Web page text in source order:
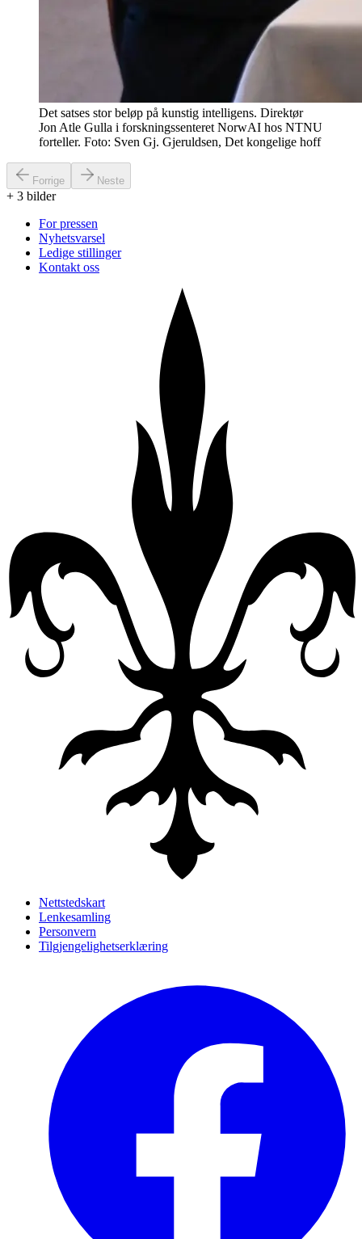
Det satses stor beløp på kunstig intelligens. Direktør
Jon Atle Gulla i forskningssenteret NorwAI hos NTNU
forteller. Foto: Sven Gj. Gjeruldsen, Det kongelige hoff
Forrige Neste
+ 3 bilder
For pressen
Nyhetsvarsel
Ledige stillinger
Kontakt oss
Nettstedskart
Lenkesamling
Personvern
Tilgjengelighetserklæring